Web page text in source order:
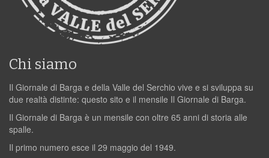
Chi siamo
Il Giornale di Barga e della Valle del Serchio vive e si sviluppa su
due realtà distinte: questo sito e il mensile Il Giornale di Barga.
Il Giornale di Barga è un mensile con oltre 65 anni di storia alle
spalle.
Il primo numero esce il 29 maggio del 1949.